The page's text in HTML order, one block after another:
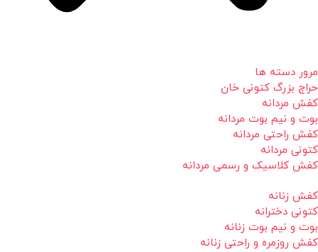
مرور دسته ها
حراج بزرگ کتونی خان
کفش مردانه
بوت و نیم بوت مردانه
کفش راحتی مردانه
کتونی مردانه
کفش کلاسیک و رسمی مردانه
کفش زنانه
کتونی دخترانه
بوت و نیم بوت زنانه
کفش روزمره و راحتی زنانه